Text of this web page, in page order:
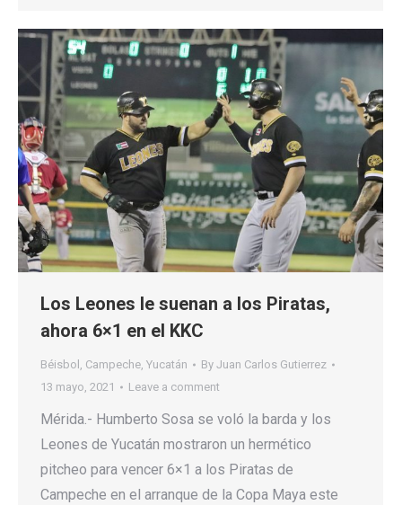
Los Leones le suenan a los Piratas,
ahora 6×1 en el KKC
Béisbol , Campeche, Yucatán By Juan Carlos Gutierrez
13 mayo, 2021
Leave a comment
Mérida.- Humberto Sosa se voló la barda y los
Leones de Yucatán mostraron un hermético
pitcheo para vencer 6×1 a los Piratas de
Campeche en el arranque de la Copa Maya este